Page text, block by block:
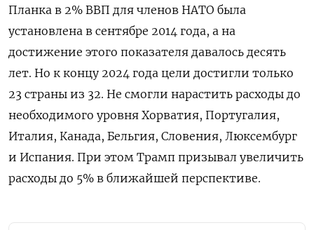
Планка в 2% ВВП для членов НАТО была
установлена в сентябре 2014 года, а на
достижение этого показателя давалось десять
лет. Но к концу 2024 года цели достигли только
23 страны из 32. Не смогли нарастить расходы до
необходимого уровня Хорватия, Португалия,
Италия, Канада, Бельгия, Словения, Люксембург
и Испания. При этом Трамп призывал увеличить
расходы до 5% в ближайшей перспективе.